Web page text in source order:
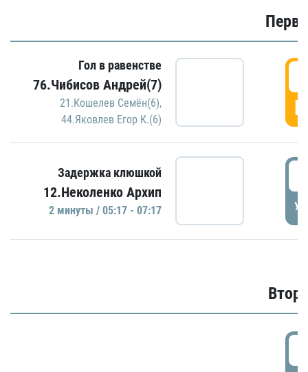
Гол в равенстве
76.Чибисов Андрей(7)
21.Кошелев Семён(6),
44.Яковлев Егор К.(6)
Задержка клюшкой
12.Неколенко Архип
2 минуты / 05:17 - 07:17